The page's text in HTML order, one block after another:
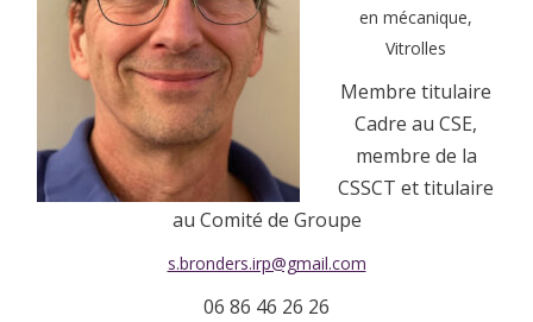
en mécanique,
Vitrolles
Membre titulaire
Cadre au CSE,
membre de la
CSSCT et titulaire
au Comité de Groupe
s.bronders.irp@gmail.com
06 86 46 26 26